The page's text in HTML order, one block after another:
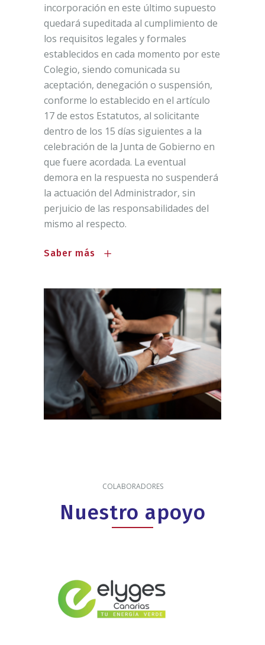
incorporación en este último supuesto
quedará supeditada al cumplimiento de
los requisitos legales y formales
establecidos en cada momento por este
Colegio, siendo comunicada su
aceptación, denegación o suspensión,
conforme lo establecido en el artículo
17 de estos Estatutos, al solicitante
dentro de los 15 días siguientes a la
celebración de la Junta de Gobierno en
que fuere acordada. La eventual
demora en la respuesta no suspenderá
la actuación del Administrador, sin
perjuicio de las responsabilidades del
mismo al respecto.
Saber más
COLABORADORES
Nuestro apoyo